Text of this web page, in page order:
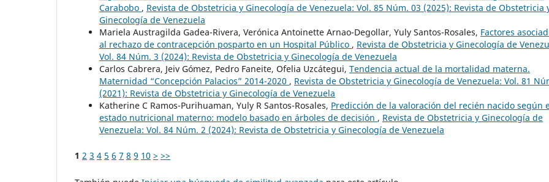
Carabobo , Revista de Obstetricia y Ginecología de Venezuela: Vol. 85 Núm. 03 (2025): Revista de Obstetricia
Ginecología de Venezuela
Mariela Austragilda Gadea-Rivera, Verónica Antoinette Arnao-Degollar, Yuly Santos-Rosales, Factores
al rechazo de contracepción posparto en un Hospital Público , Revista de Obstetricia y Ginecología de
Vol. 84 Núm. 3 (2024): Revista de Obstetricia y Ginecología de Venezuela
Carlos Cabrera, Jeiv Gómez, Pedro Faneite, Ofelia Uzcátegui, Tendencia actual de la mortalidad materna.
Maternidad “Concepción Palacios” 2014-2020 , Revista de Obstetricia y Ginecología de Venezuela: Vol. 81
(2021): Revista de Obstetricia y Ginecología de Venezuela
Katherine C Ramos-Purihuaman, Yuly R Santos-Rosales, Predicción de la valoración del recién nacido según
estado nutricional materno: modelo basado en árboles de decisión , Revista de Obstetricia y Ginecología de
Venezuela: Vol. 84 Núm. 2 (2024): Revista de Obstetricia y Ginecología de Venezuela
1 2 3 4 5 6 7 8 9 10 > >>